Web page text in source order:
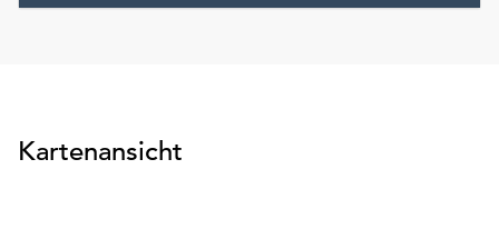
Kartenansicht